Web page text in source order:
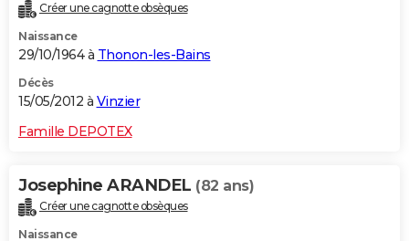
Créer une cagnotte obsèques
Naissance
29/10/1964 à Thonon-les-Bains
Décès
15/05/2012 à Vinzier
Famille DEPOTEX
Josephine ARANDEL (82 ans)
Créer une cagnotte obsèques
Naissance